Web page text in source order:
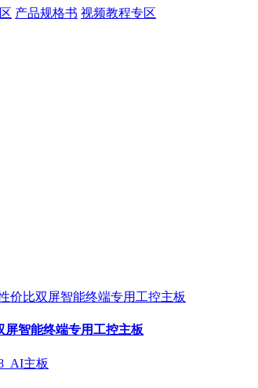
产品规格书 视频教程专区
屏智能终端专用工控主板